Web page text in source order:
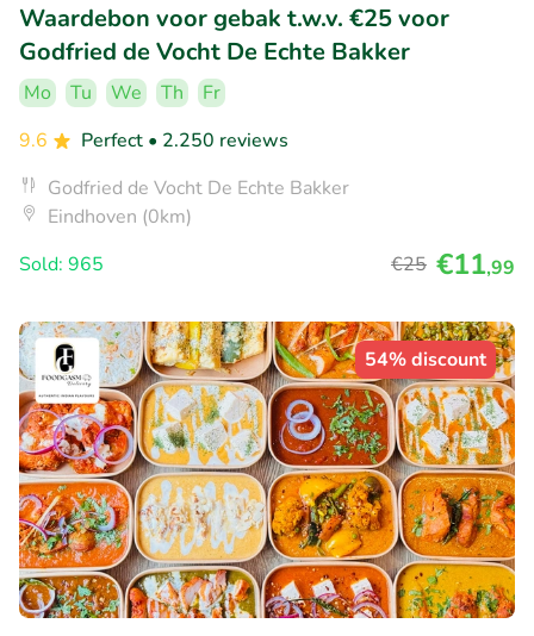
Waardebon voor gebak t.w.v. €25 voor
Godfried de Vocht De Echte Bakker
Mo Tu We Th
Fr
9.6
Perfect • 2.250 reviews
Godfried de Vocht De Echte Bakker
Eindhoven (0km)
Sold: 965
€25 €11,99
54% discount